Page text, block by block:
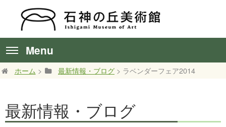
Menu
ホーム > 最新情報・ブログ > ラベンダーフェア2014
最新情報・ブログ